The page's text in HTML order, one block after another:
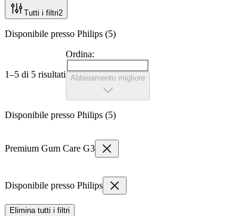
Tutti i filtri2
Disponibile presso Philips (5)
1–5 di 5 risultati
Ordina:
Abbinamento migliore
Disponibile presso Philips (5)
Premium Gum Care G3
Disponibile presso Philips
Elimina tutti i filtri